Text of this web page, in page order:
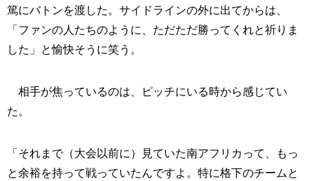
篤にバトンを渡した。サイドラインの外に出てからは、
「ファンの人たちのように、ただただ勝ってくれと祈りま
した」と愉快そうに笑う。
相手が焦っているのは、ピッチにいる時から感じてい
た。
「それまで（大会以前に）見ていた南アフリカって、もっ
と余裕を持って戦っていたんですよ。特に格下のチームと